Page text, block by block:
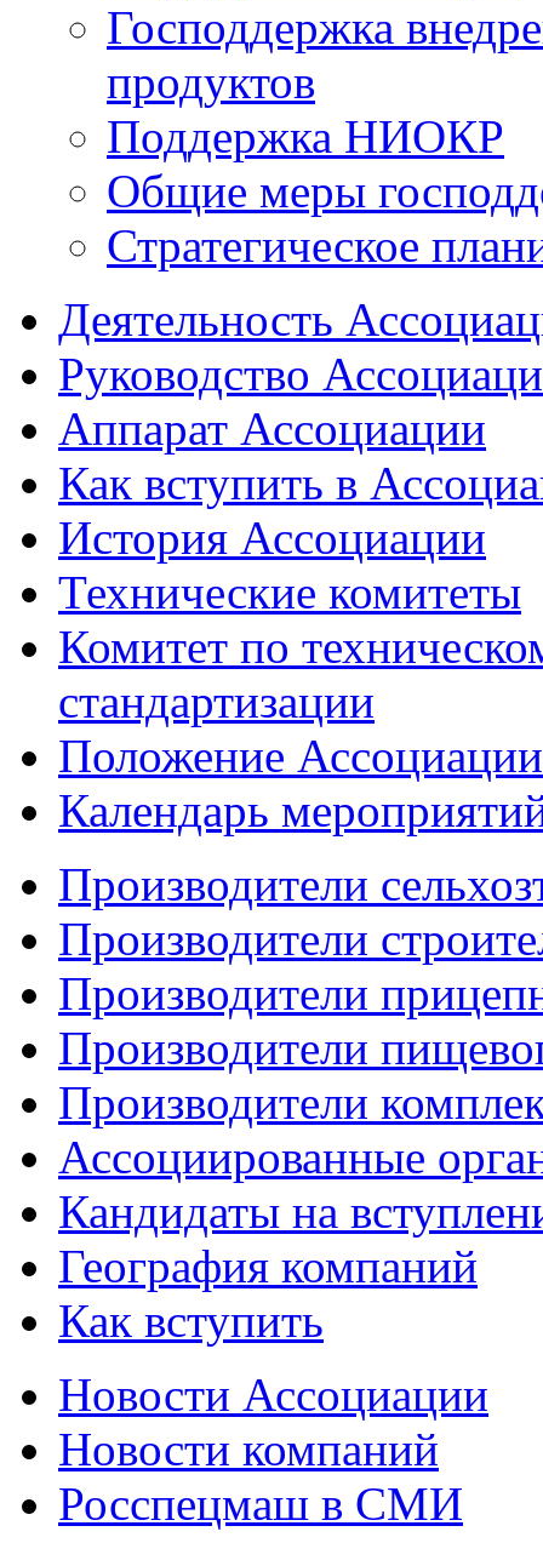
Господдержка
продуктов
Поддержка НИОКР
Общие меры
Стратегическое
Деятельность
Руководство
Аппарат Ассоциации
Как вступить в
История Ассоциации
Технические комитеты
Комитет по
стандартизации
Положение
Календарь
Производители
Производители
Производители
Производители
Производители
Ассоциированные
Кандидаты на
География компаний
Как вступить
Новости Ассоциации
Новости компаний
Росспецмаш в СМИ